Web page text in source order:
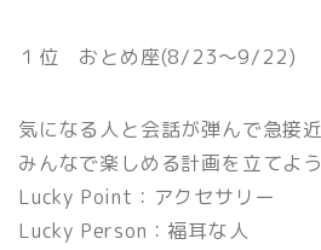
１位 おとめ座(8/23〜9/22)
気になる人と会話が弾んで急接近
みんなで楽しめる計画を立てよう
Lucky Point：アクセサリー
Lucky Person：福耳な人